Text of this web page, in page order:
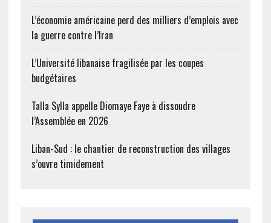
L’économie américaine perd des milliers d’emplois avec
la guerre contre l’Iran
L’Université libanaise fragilisée par les coupes
budgétaires
Talla Sylla appelle Diomaye Faye à dissoudre
l’Assemblée en 2026
Liban-Sud : le chantier de reconstruction des villages
s’ouvre timidement